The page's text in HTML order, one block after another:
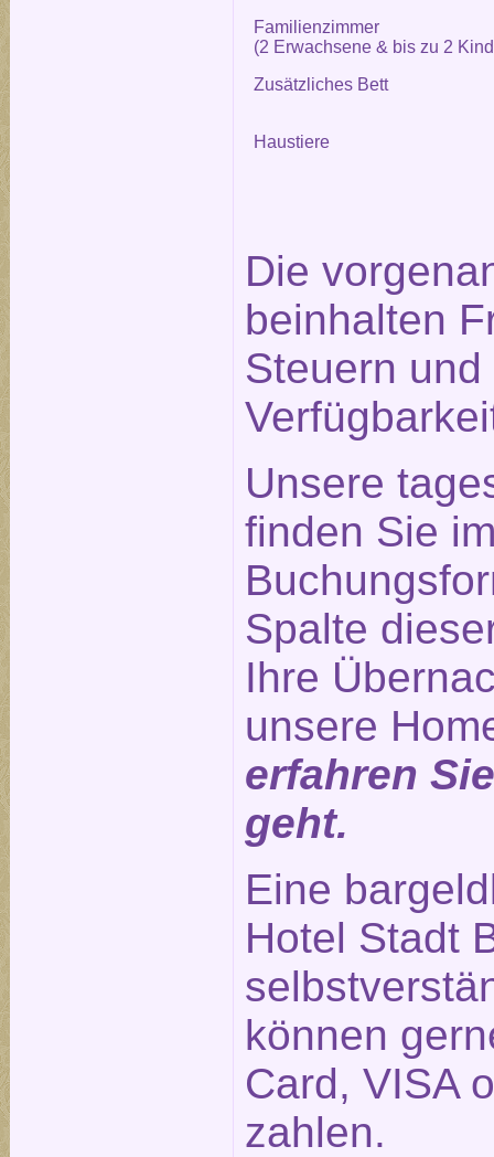
Familienzimmer
(2 Erwachsene & bis zu 2
Zusätzliches Bett
Haustiere
Die
beinhalten
Steuern
Unsere
finden Sie
Spalte
Ihre
unsere
erfahren
geht.
Eine
Hotel Stadt
können
Card, VISA
zahlen.